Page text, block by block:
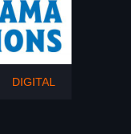
DIGITAL